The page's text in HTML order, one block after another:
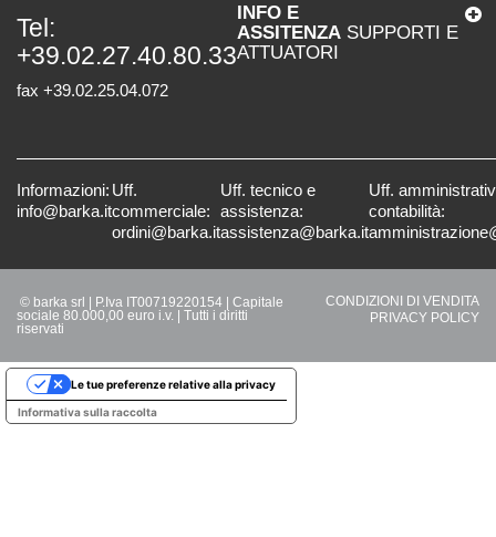
Tel:
+39.02.27.40.80.33
fax +39.02.25.04.072
INFO E
ASSITENZA SUPPORTI E
ATTUATORI
Informazioni:
info@barka.it
Uff.
commerciale:
ordini@barka.it
Uff. tecnico e
assistenza:
assistenza@barka.it
Uff.
contabilità:
© barka srl | P.Iva IT00719220154 | Capitale
sociale 80.000,00 euro i.v. | Tutti i diritti
riservati
CONDIZIONI DI VENDITA
PRIVACY POLICY
Informativa sulla raccolta
Le tue preferenze relative alla privacy